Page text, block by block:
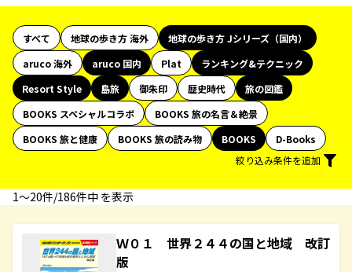
すべて 地球の歩き方 海外
地球の歩き方 Jシリーズ（国内）
aruco 海外
aruco 国内 Plat
ランキング&テクニック
Resort Style
島旅 御朱印 歴史時代
旅の図鑑
BOOKS スペシャルコラボ
BOOKS 旅の名言＆絶景
BOOKS 旅と健康
BOOKS 旅の読み物 BOOKS
D-Books
絞り込み条件を追加
1〜20件/186件中 を表示
Ｗ０１ 世界２４４の国と地域 改訂
版